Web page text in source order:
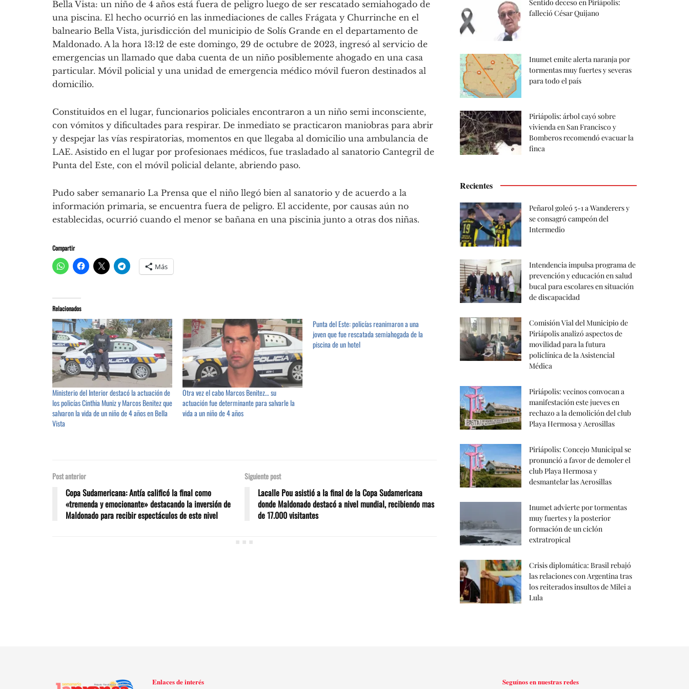
Bella Vista: un niño de 4 años está fuera de peligro luego de ser rescatado semiahogado de
una piscina. El hecho ocurrió en las inmediaciones de calles Frágata y Churrinche en el
balneario Bella Vista, jurisdicción del municipio de Solís Grande en el departamento de
Maldonado. A la hora 13:12 de este domingo, 29 de octubre de 2023, ingresó al servicio de
emergencias un llamado que daba cuenta de un niño posiblemente ahogado en una casa
particular. Móvil policial y una unidad de emergencia médico móvil fueron destinados al
domicilio.
Constituidos en el lugar, funcionarios policiales encontraron a un niño semi inconsciente,
con vómitos y dificultades para respirar. De inmediato se practicaron maniobras para abrir
y despejar las vías respiratorias, momentos en que llegaba al domicilio una ambulancia de
LAE. Asistido en el lugar por profesionaes médicos, fue trasladado al sanatorio Cantegril de
Punta del Este, con el móvil policial delante, abriendo paso.
Pudo saber semanario La Prensa que el niño llegó bien al sanatorio y de acuerdo a la
información primaria, se encuentra fuera de peligro. El accidente, por causas aún no
establecidas, ocurrió cuando el menor se bañana en una piscinia junto a otras dos niñas.
Compartir
Más
Relacionados
Ministerio del Interior destacó la actuación de
los policías Cinthia Muniz y Marcos Benitez que
salvaron la vida de un niño de 4 años en Bella
Vista
Otra vez el cabo Marcos Benitez… su
actuación fue determinante para salvarle la
vida a un niño de 4 años
Punta del Este: policías reanimaron a una
joven que fue rescatada semiahogada de la
piscina de un hotel
Post anterior
Copa Sudamericana: Antía calificó la final como
«tremenda y emocionante» destacando la inversión de
Maldonado para recibir espectáculos de este nivel
Siguiente post
Lacalle Pou asistió a la final de la Copa Sudamericana
donde Maldonado destacó a nivel mundial, recibiendo mas
de 17.000 visitantes
Sentido deceso en Piriápolis:
falleció César Quijano
Inumet emite alerta naranja por
tormentas muy fuertes y severas
para todo el país
Piriápolis: árbol cayó sobre
vivienda en San Francisco y
Bomberos recomendó evacuar la
finca
Recientes
Peñarol goleó 5-1 a Wanderers y
se consagró campeón del
Intermedio
Intendencia impulsa programa de
prevención y educación en salud
bucal para escolares en situación
de discapacidad
Comisión Vial del Municipio de
Piriápolis analizó aspectos de
movilidad para la futura
policlínica de la Asistencial
Médica
Piriápolis: vecinos convocan a
manifestación este jueves en
rechazo a la demolición del club
Playa Hermosa y Aerosillas
Piriápolis: Concejo Municipal se
pronunció a favor de demoler el
club Playa Hermosa y
desmantelar las Aerosillas
Inumet advierte por tormentas
muy fuertes y la posterior
formación de un ciclón
extratropical
Crisis diplomática: Brasil rebajó
las relaciones con Argentina tras
los reiterados insultos de Milei a
Lula
Enlaces de interés Seguínos en nuestras redes